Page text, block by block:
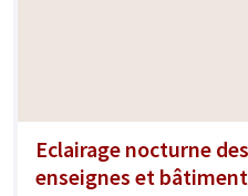
Eclairage nocturne
enseignes et